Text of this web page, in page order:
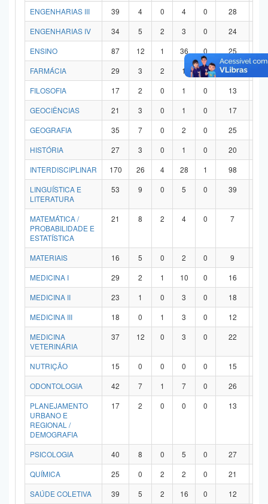
ENGENHARIAS III
39 4 0 4 0 28
ENGENHARIAS IV
34 5 2 3 0 24
ENSINO
87 12 1 36 0 25
FARMÁCIA
29 3 2 1 0 21
FILOSOFIA
17 2 0 1 0 13
GEOCIÊNCIAS
21 3 0 1 0 17
GEOGRAFIA
35 7 0 2 0 25
HISTÓRIA
27 3 0 1 0 20
INTERDISCIPLINAR
170 26 4 28 1 98
LINGUÍSTICA E
LITERATURA
53 9 0 5 0 39
MATEMÁTICA /
PROBABILIDADE E
ESTATÍSTICA
21 8 2 4 0 7
MATERIAIS 16 5 0 2 0 9
MEDICINA I
29 2 1 10 0 16
MEDICINA II
23 1 0 3 0 18
MEDICINA III
18 0 1 3 0 12
MEDICINA
VETERINÁRIA
37 12 0 3 0 22
NUTRIÇÃO 15 0 0 0 0 15
ODONTOLOGIA
42 7 1 7 0 26
PLANEJAMENTO
URBANO E
REGIONAL /
DEMOGRAFIA
17 2 0 0 0 13
PSICOLOGIA 40 8 0 5 0 27
QUÍMICA
25 0 2 2 0 21
SAÚDE COLETIVA
39 5 2 16 0 12